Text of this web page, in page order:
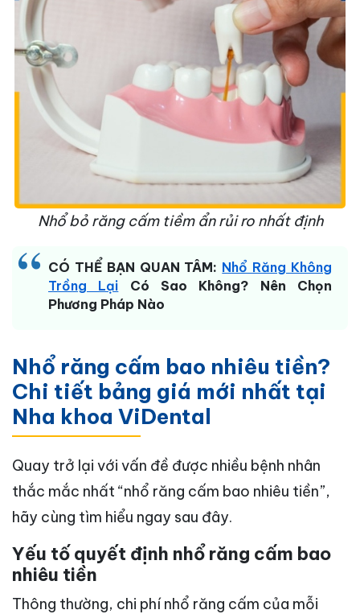
Nhổ bỏ răng cấm tiềm ẩn rủi ro nhất định
CÓ THỂ BẠN QUAN TÂM: Nhổ Răng Không
Trồng Lại Có Sao Không? Nên Chọn
Phương Pháp Nào
Nhổ răng cấm bao nhiêu tiền?
Chi tiết bảng giá mới nhất tại
Nha khoa ViDental
Quay trở lại với vấn đề được nhiều bệnh nhân
thắc mắc nhất “nhổ răng cấm bao nhiêu tiền”,
hãy cùng tìm hiểu ngay sau đây.
Yếu tố quyết định nhổ răng cấm bao
nhiêu tiền
Thông thường, chi phí nhổ răng cấm của mỗi